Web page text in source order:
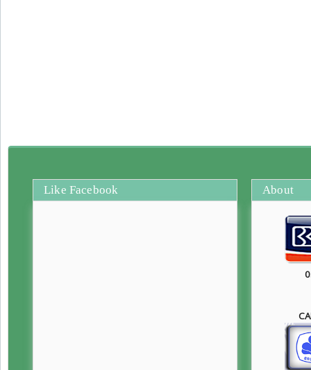
Like Facebook About